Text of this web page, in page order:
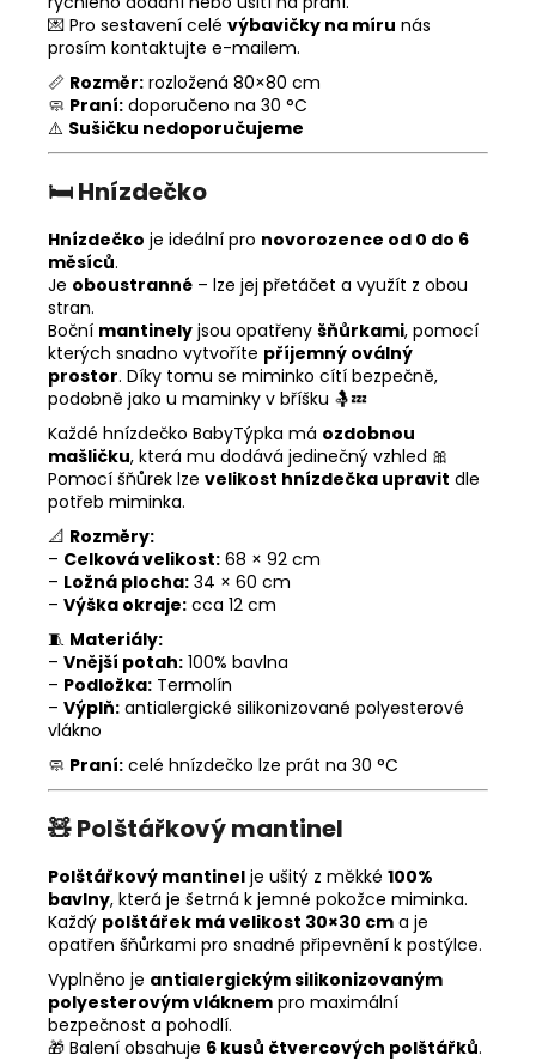
💌 Pro sestavení celé výbavičky na míru nás
prosím kontaktujte e-mailem.
📏 Rozměr: rozložená 80×80 cm
🧼 Praní: doporučeno na 30 °C
⚠️ Sušičku nedoporučujeme
🛏️Hnízdečko
Hnízdečko je ideální pro novorozence od 0 do 6
měsíců.
Je oboustranné – lze jej přetáčet a využít z obou
stran.
Boční mantinely jsou opatřeny šňůrkami, pomocí
kterých snadno vytvoříte příjemný oválný
prostor. Díky tomu se miminko cítí bezpečně,
podobně jako u maminky v bříšku 🤱💤
Každé hnízdečko BabyTýpka má ozdobnou
mašličku, která mu dodává jedinečný vzhled 🎀
Pomocí šňůrek lze velikost hnízdečka upravit dle
potřeb miminka.
📐 Rozměry:
– Celková velikost: 68 × 92 cm
– Ložná plocha: 34 × 60 cm
– Výška okraje: cca 12 cm
🧵 Materiály:
– Vnější potah: 100% bavlna
– Podložka: Termolín
– Výplň: antialergické silikonizované polyesterové
vlákno
🧼 Praní: celé hnízdečko lze prát na 30 °C
🧸Polštářkový mantinel
Polštářkový mantinel je ušitý z měkké 100%
bavlny, která je šetrná k jemné pokožce miminka.
Každý polštářek má velikost 30×30 cm a je
opatřen šňůrkami pro snadné připevnění k postýlce.
Vyplněno je antialergickým silikonizovaným
polyesterovým vláknem pro maximální
bezpečnost a pohodlí.
🎁 Balení obsahuje 6 kusů čtvercových polštářků.